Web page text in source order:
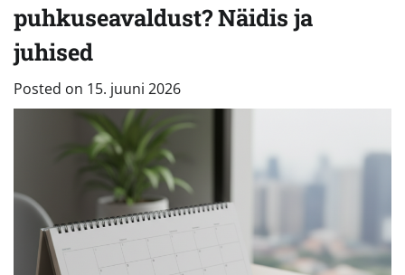
puhkuseavaldust? Näidis ja
juhised
Posted on 15. juuni 2026